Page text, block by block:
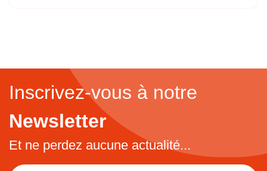
Inscrivez-vous à notre
Newsletter
Et ne perdez aucune actualité...